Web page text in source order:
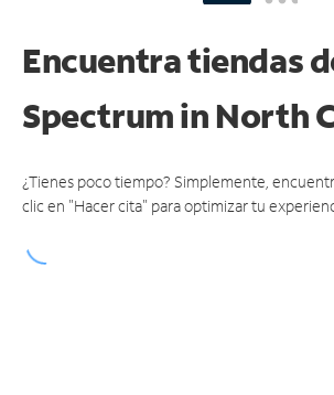
Encuentra tiendas
Spectrumin North
¿Tienes poco tiempo? Simplemente,
clic en "Hacer cita" para optimizar tu